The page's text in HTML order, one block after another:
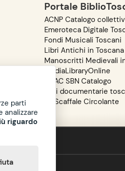
Portale
ACNP Catalogo
Emeroteca Digitale
Fondi Musicali Toscani
Libri Antichi in Toscana
Manoscritti Medievali
MediaLibraryOnline
OPAC SBN Catalogo
Reti documentarie
Lo Scaffale Circolante
parti
analizzare
riguardo